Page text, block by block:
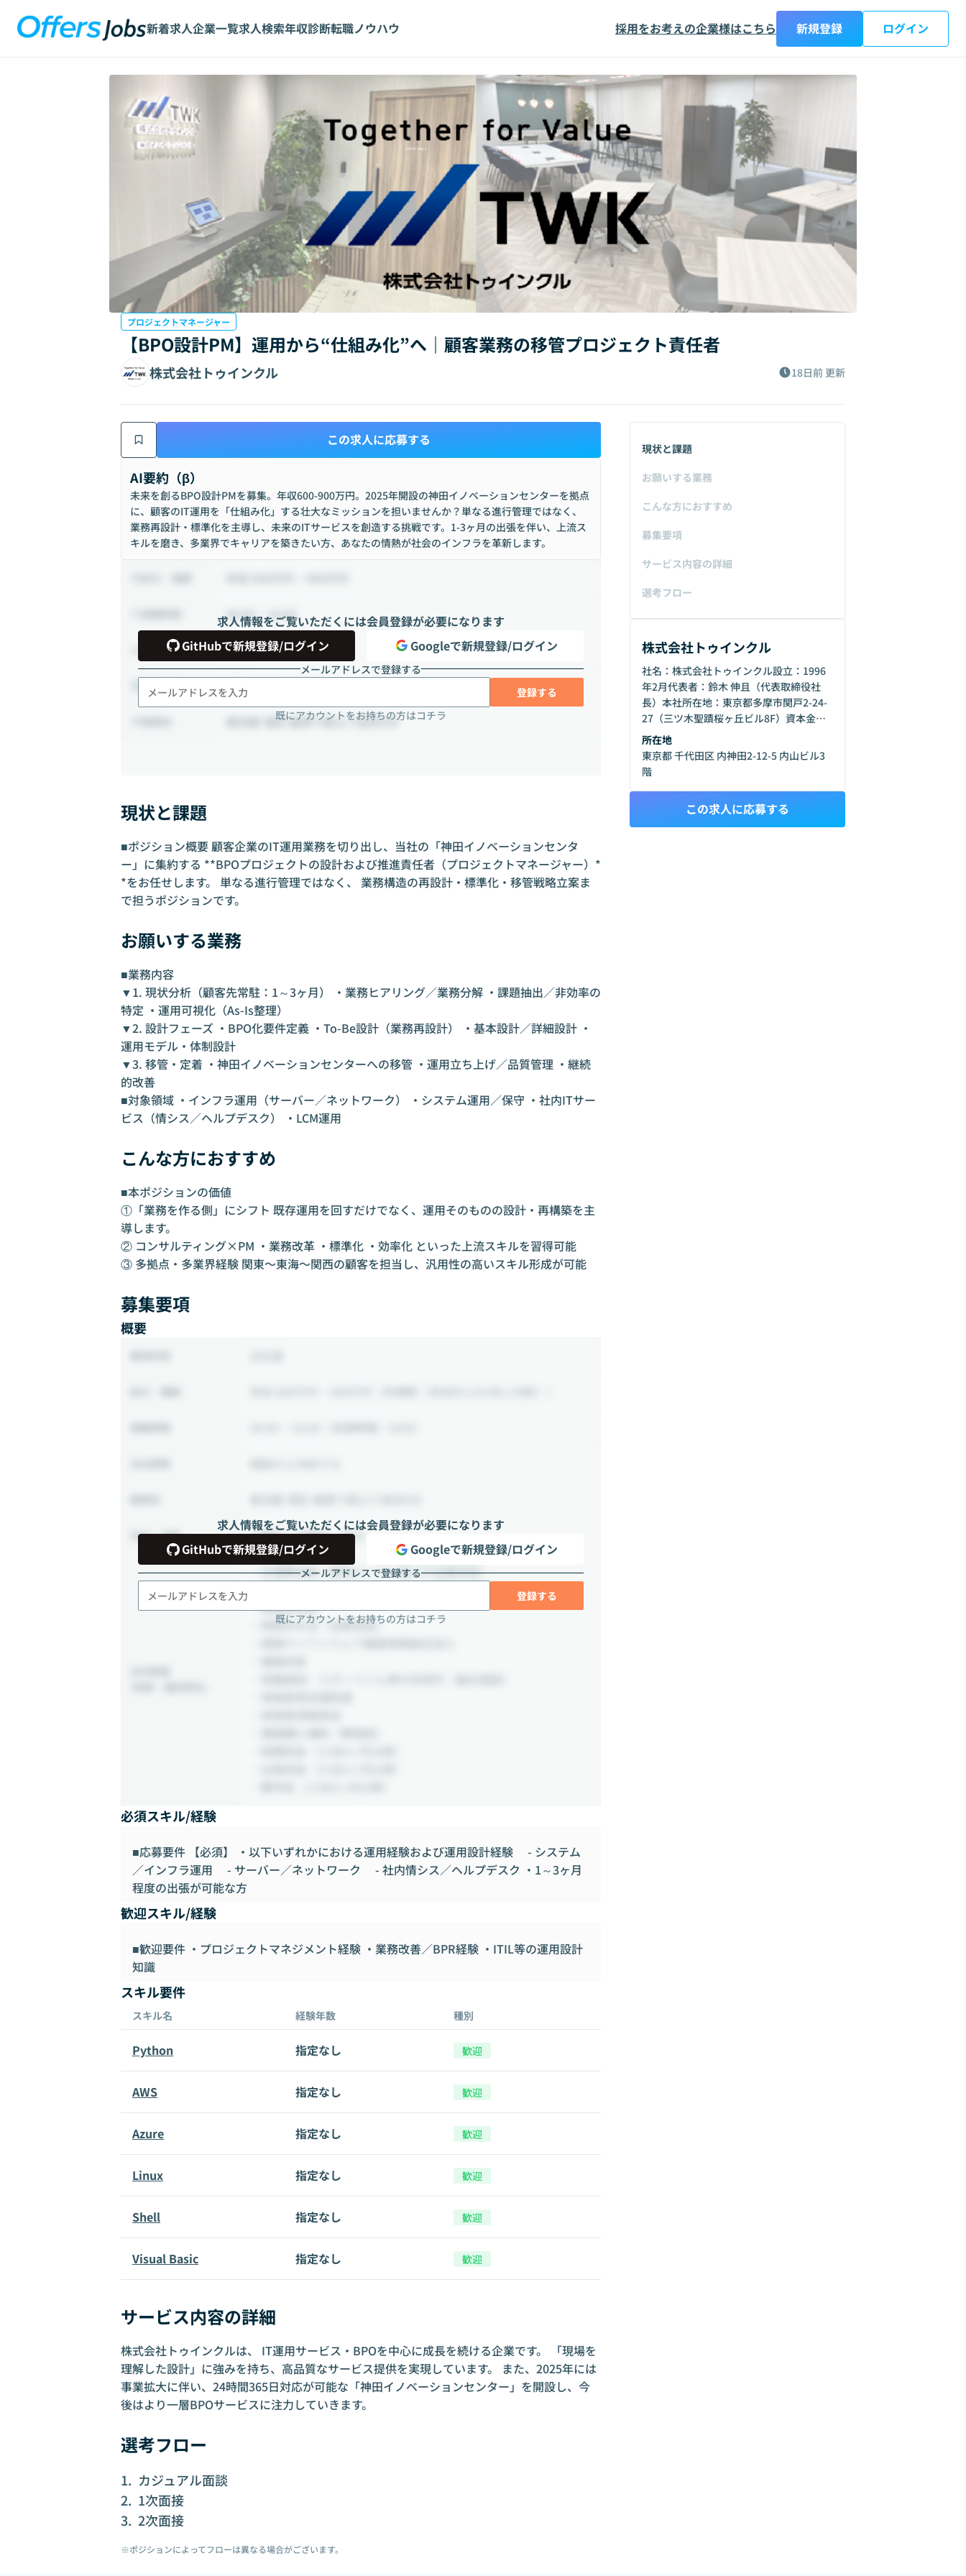
新着求人企業一覧求人検索年収診断転職ノウハウ 採用をお考えの企業様はこちら 新規登録 ログイン
プロジェクトマネージャー
【BPO設計PM】運用から“仕組み化”へ｜顧客業務の移管プロジェクト責任者
株式会社トゥインクル 18日前 更新
この求人に応募する
AI要約（β）
未来を創るBPO設計PMを募集。年収600-900万円。2025年開設の神田イノベーションセンターを拠点
に、顧客のIT運用を「仕組み化」する壮大なミッションを担いませんか？単なる進行管理ではなく、
業務再設計・標準化を主導し、未来のITサービスを創造する挑戦です。1-3ヶ月の出張を伴い、上流ス
キルを磨き、多業界でキャリアを築きたい方、あなたの情熱が社会のインフラを革新します。
求人情報をご覧いただくには会員登録が必要になります
GitHubで新規登録/ログイン
Googleで新規登録/ログイン
メールアドレスで登録する
登録する
既にアカウントをお持ちの方はコチラ
09:00 ~ 18:00
雇用形態 正社員
出社頻度 相談の上決定する
東京都 港区 最寄り駅より徒歩5分
現状と課題
■ポジション概要 顧客企業のIT運用業務を切り出し、当社の「神田イノベーションセンタ
ー」に集約する **BPOプロジェクトの設計および推進責任者（プロジェクトマネージャー）*
*をお任せします。 単なる進行管理ではなく、 業務構造の再設計・標準化・移管戦略立案ま
で担うポジションです。
お願いする業務
■業務内容
▼1. 現状分析（顧客先常駐：1～3ヶ月） ・業務ヒアリング／業務分解 ・課題抽出／非効率の
特定 ・運用可視化（As-Is整理）
▼2. 設計フェーズ ・BPO化要件定義 ・To-Be設計（業務再設計） ・基本設計／詳細設計 ・
運用モデル・体制設計
▼3. 移管・定着 ・神田イノベーションセンターへの移管 ・運用立ち上げ／品質管理 ・継続
的改善
■対象領域 ・インフラ運用（サーバー／ネットワーク） ・システム運用／保守 ・社内ITサー
ビス（情シス／ヘルプデスク） ・LCM運用
こんな方におすすめ
■本ポジションの価値
①「業務を作る側」にシフト 既存運用を回すだけでなく、運用そのものの設計・再構築を主
導します。
② コンサルティング×PM ・業務改革 ・標準化 ・効率化 といった上流スキルを習得可能
③ 多拠点・多業界経験 関東〜東海〜関西の顧客を担当し、汎用性の高いスキル形成が可能
募集要項
概要
求人情報をご覧いただくには会員登録が必要になります
GitHubで新規登録/ログイン
Googleで新規登録/ログイン
メールアドレスで登録する
登録する
既にアカウントをお持ちの方はコチラ
休日・休暇 土曜日・日曜日・祝日
・交通費支給（規定ルートに基づき全額支給）
・各種社会保険完備（雇用・労災・健康・厚生年金）
・退職金制度
・時間外手当（全額支給）
必須スキル/経験
■応募要件 【必須】 ・以下いずれかにおける運用経験および運用設計経験 - システム
／インフラ運用 - サーバー／ネットワーク - 社内情シス／ヘルプデスク ・1～3ヶ月
程度の出張が可能な方
歓迎スキル/経験
■歓迎要件 ・プロジェクトマネジメント経験 ・業務改善／BPR経験 ・ITIL等の運用設計
知識
スキル要件
スキル名 経験年数 種別
Python 指定なし 歓迎
AWS 指定なし 歓迎
Azure 指定なし 歓迎
Linux 指定なし 歓迎
Shell 指定なし 歓迎
Visual Basic 指定なし 歓迎
サービス内容の詳細
株式会社トゥインクルは、 IT運用サービス・BPOを中心に成長を続ける企業です。 「現場を
理解した設計」に強みを持ち、高品質なサービス提供を実現しています。 また、2025年には
事業拡大に伴い、24時間365日対応が可能な「神田イノベーションセンター」を開設し、今
後はより一層BPOサービスに注力していきます。
選考フロー
カジュアル面談
1次面接
2次面接
※ポジションによってフローは異なる場合がございます。
現状と課題
お願いする業務
こんな方におすすめ
募集要項
サービス内容の詳細
選考フロー
株式会社トゥインクル
社名：株式会社トゥインクル設立：1996
年2月代表者：鈴木 伸且（代表取締役社
長）本社所在地：東京都多摩市関戸2-24-
27（三ツ木聖蹟桜ヶ丘ビル8F）資本金：
5,000万円従業員数：約418名（2025年3
月時点）売上高：約25億円（2025年3月
期）事業区分：IT・情報処理サービス業
所在地
東京都 千代田区 内神田2-12-5 内山ビル3
階
この求人に応募する